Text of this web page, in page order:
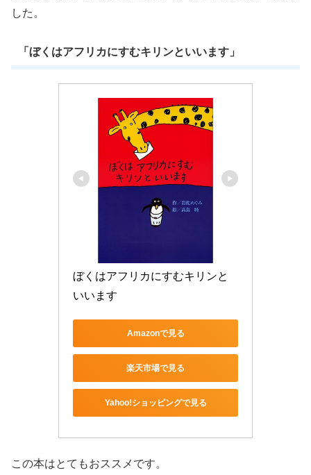
した。
「ぼくはアフリカにすむキリンといいます」
ぼくはアフリカにすむキリンと
いいます
Amazonで見る
楽天市場で見る
Yahoo!ショッピングで見る
この本はとてもおススメです。